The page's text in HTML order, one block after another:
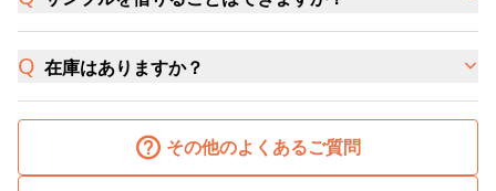
在庫はありますか？
その他のよくあるご質問